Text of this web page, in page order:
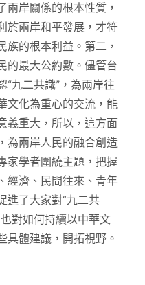
兩岸關係的根本性質，
於兩岸和平發展，才符
族的根本利益。第二，
的最大公約數。儘管台
“九二共識”，為兩岸往
文化為重心的交流，能
義重大，所以，這方面
為兩岸人民的融合創造
家學者圍繞主題，把握
經濟、民間往來、青年
進了大家對“九二共
對如何持續以中華文
具體建議，開拓視野。